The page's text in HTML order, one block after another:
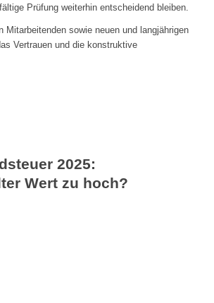
Prüfung weiterhin entscheidend bleiben.
Mitarbeitenden sowie neuen und langjährigen
Vertrauen und die konstruktive
2025:
Wert zu hoch?